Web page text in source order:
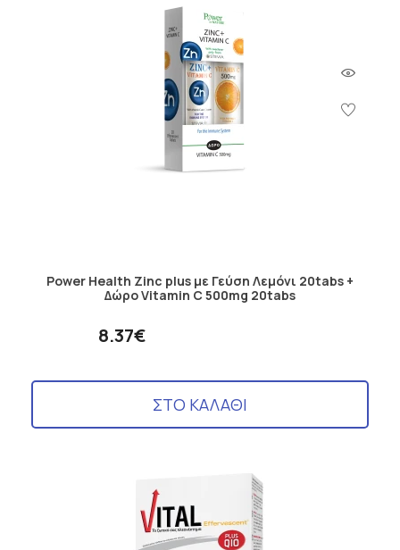
Power Health Zinc plus με Γεύση Λεμόνι 20tabs +
Δώρο Vitamin C 500mg 20tabs
8.37€
ΣΤΟ ΚΑΛΑΘΙ